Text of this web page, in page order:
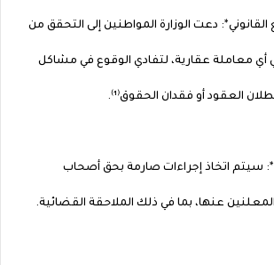
دعت الوزارة المواطنين إلى التحقق من
معاملة عقارية، لتفادي الوقوع في مشاكل
العقود أو فقدان الحقوق⁽¹⁾.
سيتم اتخاذ إجراءات صارمة بحق أصحاب
عنها، بما في ذلك الملاحقة القضائية.